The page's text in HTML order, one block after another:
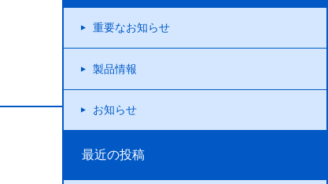
重要なお知らせ
製品情報
お知らせ
最近の投稿